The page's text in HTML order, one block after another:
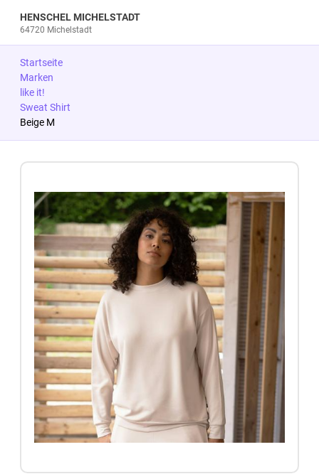
HENSCHEL MICHELSTADT
64720 Michelstadt
Startseite
Marken
like it!
Sweat Shirt
Beige M